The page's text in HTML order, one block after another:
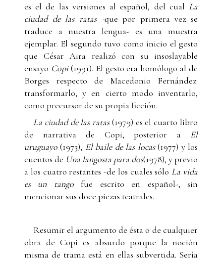
es el de las versiones al español, del cual La
ciudad de las ratas -que por primera vez se
traduce a nuestra lengua- es una muestra
ejemplar. El segundo tuvo como inicio el gesto
que César Aira realizó con su insoslayable
ensayo Copi(1991). El gesto era homólogo al de
Borges respecto de Macedonio Fernández:
transformarlo, y en cierto modo inventarlo,
como precursor de su propia ficción.
La ciudad de las ratas(1979) es el cuarto libro
de narrativa de Copi, posterior a El
uruguayo(1973), El baile de las locas(1977) y los
cuentos de Una langosta para dos(1978), y previo
a los cuatro restantes -de los cuales sólo La vida
es un tangofue escrito en español-, sin
mencionar sus doce piezas teatrales.
Resumir el argumento de ésta o de cualquier
obra de Copi es absurdo porque la noción
misma de trama está en ellas subvertida. Sería